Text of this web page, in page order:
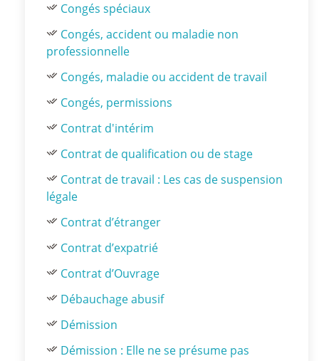
Congés spéciaux
Congés, accident ou maladie non
professionnelle
Congés, maladie ou accident de travail
Congés, permissions
Contrat d'intérim
Contrat de qualification ou de stage
Contrat de travail : Les cas de suspension
légale
Contrat d’étranger
Contrat d’expatrié
Contrat d’Ouvrage
Débauchage abusif
Démission
Démission : Elle ne se présume pas